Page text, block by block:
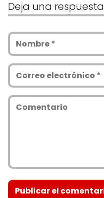
Deja una respuesta